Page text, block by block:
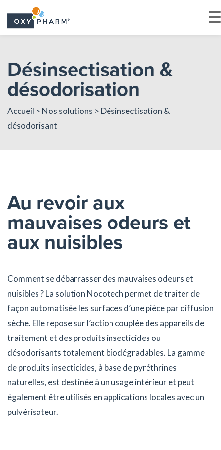
content
Désinsectisation &
désodorisation
Accueil > Nos solutions > Désinsectisation &
désodorisant
Au revoir aux
mauvaises odeurs et
aux nuisibles
Comment se débarrasser des mauvaises odeurs et
nuisibles ? La solution Nocotech permet de traiter de
façon automatisée les surfaces d’une pièce par diffusion
sèche. Elle repose sur l’action couplée des appareils de
traitement et des produits insecticides ou
désodorisants totalement biodégradables. La gamme
de produits insecticides, à base de pyréthrines
naturelles, est destinée à un usage intérieur et peut
également être utilisés en applications locales avec un
pulvérisateur.